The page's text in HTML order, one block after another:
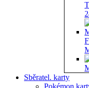
Sběratel. karty